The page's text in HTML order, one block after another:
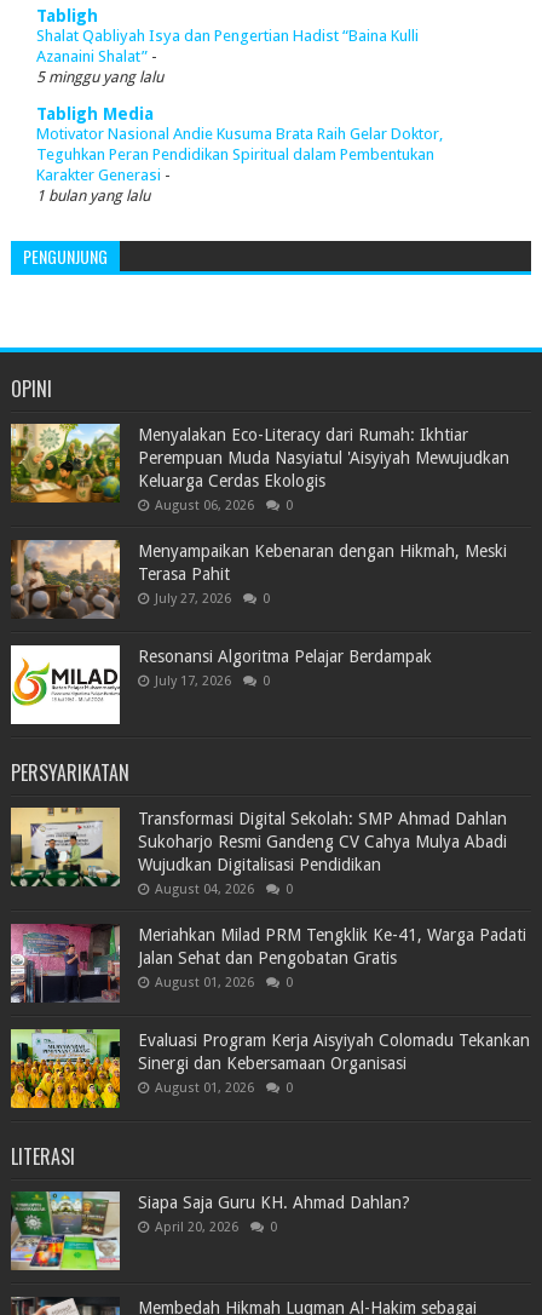
Tabligh
Shalat Qabliyah Isya dan Pengertian Hadist “Baina Kulli
Azanaini Shalat” -
5 minggu yang lalu
Tabligh Media
Motivator Nasional Andie Kusuma Brata Raih Gelar Doktor,
Teguhkan Peran Pendidikan Spiritual dalam Pembentukan
Karakter Generasi -
1 bulan yang lalu
PENGUNJUNG
OPINI
Menyalakan Eco-Literacy dari Rumah: Ikhtiar
Perempuan Muda Nasyiatul 'Aisyiyah Mewujudkan
Keluarga Cerdas Ekologis
August 06, 2026 0
Menyampaikan Kebenaran dengan Hikmah, Meski
Terasa Pahit
July 27, 2026 0
Resonansi Algoritma Pelajar Berdampak
July 17, 2026 0
PERSYARIKATAN
Transformasi Digital Sekolah: SMP Ahmad Dahlan
Sukoharjo Resmi Gandeng CV Cahya Mulya Abadi
Wujudkan Digitalisasi Pendidikan
August 04, 2026 0
Meriahkan Milad PRM Tengklik Ke-41, Warga Padati
Jalan Sehat dan Pengobatan Gratis
August 01, 2026 0
Evaluasi Program Kerja Aisyiyah Colomadu Tekankan
Sinergi dan Kebersamaan Organisasi
August 01, 2026 0
LITERASI
Siapa Saja Guru KH. Ahmad Dahlan?
April 20, 2026 0
Membedah Hikmah Luqman Al-Hakim sebagai